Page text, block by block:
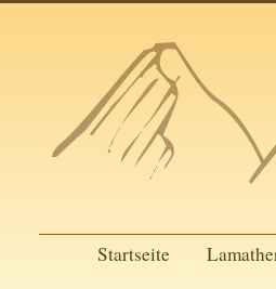
Startseite